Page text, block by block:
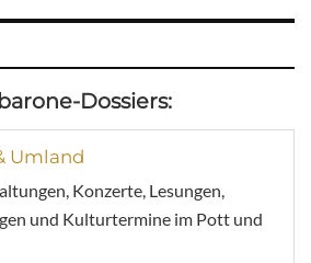
Dossiers:
Umland
Konzerte, Lesungen,
und Kulturtermine im Pott und